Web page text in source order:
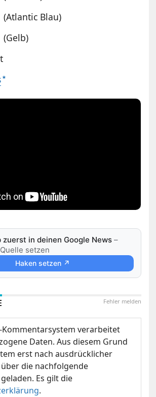
(Atlantic Blau)
(Gelb)
zuerst in deinen Google News –
setzen
Haken setzen ↗
Fehler melden
Kommentarsystem verarbeitet
Daten. Aus diesem Grund
erst nach ausdrücklicher
die nachfolgende
Es gilt die
.